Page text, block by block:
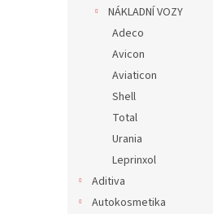
NÁKLADNÍ VOZY
Adeco
Avicon
Aviaticon
Shell
Total
Urania
Leprinxol
Aditiva
Autokosmetika